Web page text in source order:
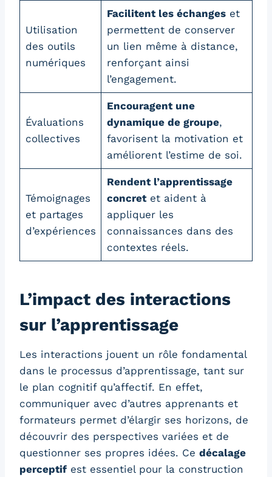
Utilisation
des outils
numériques
Facilitent les échangeset
permettent de conserver
un lien même à distance,
renforçant ainsi
l’engagement.
Évaluations
collectives
Encouragent une
dynamique de groupe,
favorisent la motivation et
améliorent l’estime de soi.
Témoignages
et partages
d’expériences
Rendent l’apprentissage
concretet aident à
appliquer les
connaissances dans des
contextes réels.
L’impact des interactions
sur l’apprentissage
Les interactions jouent un rôle fondamental
dans le processus d’apprentissage, tant sur
le plan cognitif qu’affectif. En effet,
communiquer avec d’autres apprenants et
formateurs permet d’élargir ses horizons, de
découvrir des perspectives variées et de
questionner ses propres idées. Ce décalage
perceptif est essentiel pour la construction